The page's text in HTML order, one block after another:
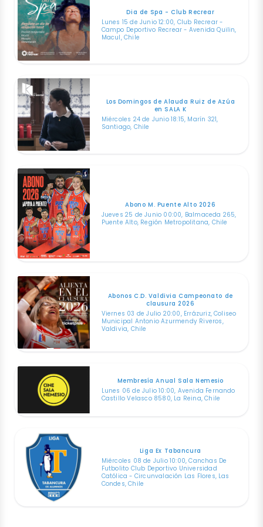
Dia de Spa - Club Recrear
Lunes 15 de Junio 12:00, Club Recrear -
Campo Deportivo Recrear - Avenida Quilin,
Macul, Chile
Los Domingos de Alauda Ruiz de Azúa
en SALA K
Miércoles 24 de Junio 18:15, Marín 321,
Santiago, Chile
Abono M. Puente Alto 2026
Jueves 25 de Junio 00:00, Balmaceda 265,
Puente Alto, Región Metropolitana, Chile
Abonos C.D. Valdivia Campeonato de
clausura 2026
Viernes 03 de Julio 20:00, Errázuriz, Coliseo
Municipal Antonio Azurmendy Riveros,
Valdivia, Chile
Membresía Anual Sala Nemesio
Lunes 06 de Julio 10:00, Avenida Fernando
Castillo Velasco 8580, La Reina, Chile
Liga Ex Tabancura
Miércoles 08 de Julio 10:00, Canchas De
Futbolito Club Deportivo Universidad
Católica - Circunvalación Las Flores, Las
Condes, Chile